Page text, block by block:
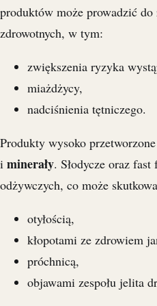
produktów może prowadzić
zdrowotnych, w tym:
zwiększenia ryzyka
miażdżycy,
nadciśnienia tętniczego.
Produkty wysoko
i minerały. Słodycze oraz
odżywczych, co może
otyłością,
kłopotami ze zdrowiem
próchnicą,
objawami zespołu jelita